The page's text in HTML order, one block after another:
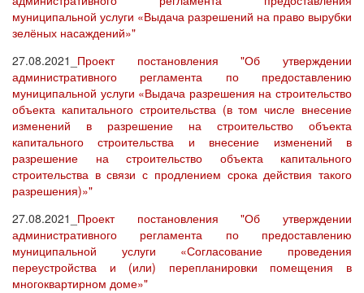
муниципальной услуги «Выдача разрешений на право вырубки
зелёных насаждений»"
27.08.2021_ Проект постановления "Об утверждении
административного регламента по предоставлению
муниципальной услуги «Выдача разрешения на строительство
объекта капитального строительства (в том числе внесение
изменений в разрешение на строительство объекта
капитального строительства и внесение изменений в
разрешение на строительство объекта капитального
строительства в связи с продлением срока действия такого
разрешения)»"
27.08.2021_ Проект постановления "Об утверждении
административного регламента по предоставлению
муниципальной услуги «Согласование проведения
переустройства и (или) перепланировки помещения в
многоквартирном доме»"